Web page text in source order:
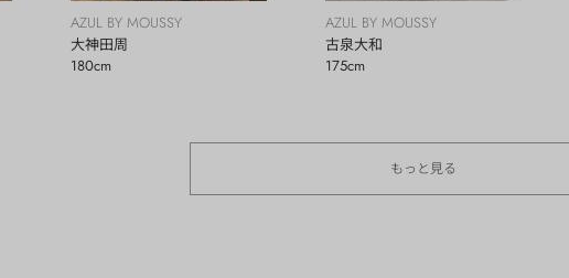
AZUL BY MOUSSY
大神田周
180cm
AZUL BY MOUSSY
古泉大和
175cm
もっと見る